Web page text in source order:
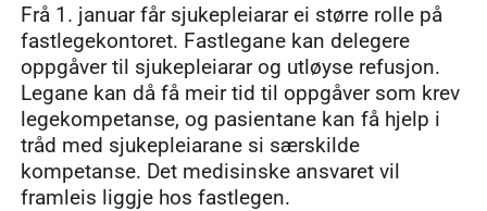
Frå 1. januar får sjukepleiarar ei større rolle på
fastlegekontoret. Fastlegane kan delegere
oppgåver til sjukepleiarar og utløyse refusjon.
Legane kan då få meir tid til oppgåver som krev
legekompetanse, og pasientane kan få hjelp i
tråd med sjukepleiarane si særskilde
kompetanse. Det medisinske ansvaret vil
framleis liggje hos fastlegen.